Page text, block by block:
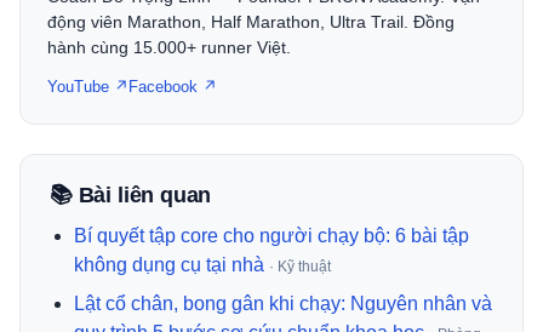
động viên Marathon, Half Marathon, Ultra Trail. Đồng
hành cùng 15.000+ runner Việt.
YouTube ↗ Facebook ↗
📚 Bài liên quan
Bí quyết tập core cho người chạy bộ: 6 bài tập
không dụng cụ tại nhà · Kỹ thuật
Lật cổ chân, bong gân khi chạy: Nguyên nhân và